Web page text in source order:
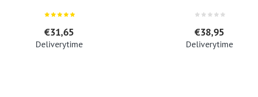
€31,65
Deliverytime
€38,95
Deliverytime